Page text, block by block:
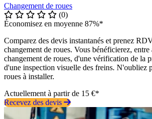
Changement de roues
(0)
Économisez en moyenne 87%*
Comparez des devis instantanés et prenez
changement de roues. Vous bénéficierez, entre
changement de roues, d'une vérification de la
d'une inspection visuelle des freins. N'oubliez
roues à installer.
Actuellement à partir de 15 €*
Recevez des devis